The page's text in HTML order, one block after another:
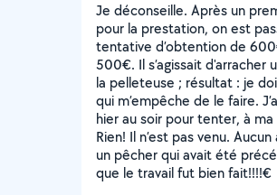
Je déconseille. Après un
pour la prestation, on est
tentative d’obtention de
500€. Il s’agissait d'arracher
la pelleteuse ; résultat : je
qui m’empêche de le faire.
hier au soir pour tenter, à
Rien! Il n’est pas venu.
un pêcher qui avait été
que le travail fut bien fait!!!!€